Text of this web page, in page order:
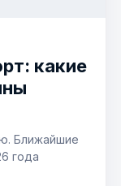
какие
Ближайшие
года